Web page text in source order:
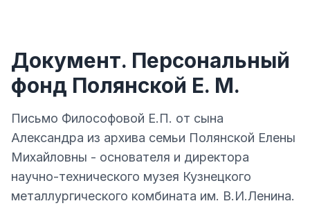
Документ. Персональный
фонд Полянской Е. М.
Письмо Философовой Е.П. от сына
Александра из архива семьи Полянской Елены
Михайловны - основателя и директора
научно-технического музея Кузнецкого
металлургического комбината им. В.И.Ленина.